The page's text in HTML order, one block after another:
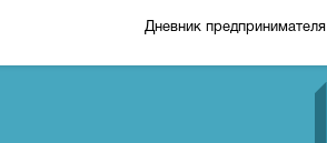
Дневник предпринимателя